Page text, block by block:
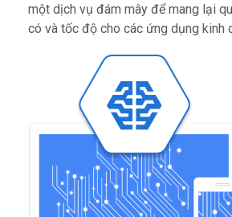
một dịch vụ đám mây để mang lại
có và tốc độ cho các ứng dụng kinh